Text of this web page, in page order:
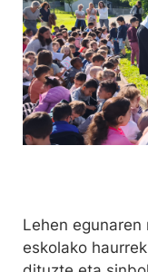
Lehen egunaren
eskolako